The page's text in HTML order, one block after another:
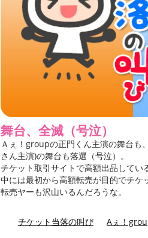
舞台、全滅（号泣）
Ａぇ！groupの正門くん主演の舞台も
さん主演)の舞台も落選（号泣）。
チケット取引サイトで高額出品してい
中には最初から高額転売が目的でチケ
転売ヤーも沢山いるんだろうな。
チケット当落の叫び Aぇ！